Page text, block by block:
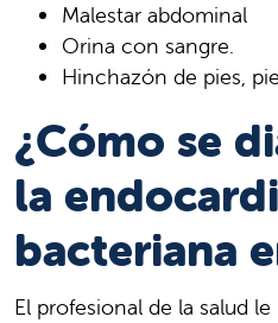
Malestar abdominal
Orina con sangre.
Hinchazón de pies,
¿Cómo se
la
bacteriana
El profesional de la salud